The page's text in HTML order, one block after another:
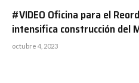
#VIDEO Oficina para el
intensifica construcción del
octubre 4, 2023